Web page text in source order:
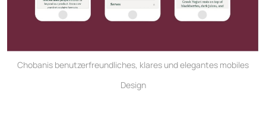
Chobanis benutzerfreundliches, klares und elegantes mobiles
Design